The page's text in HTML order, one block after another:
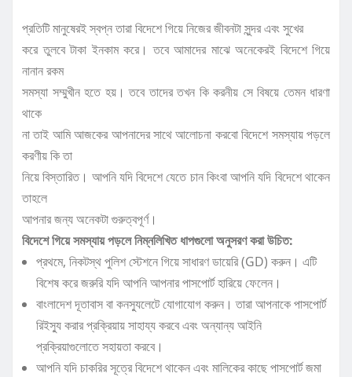
প্রতিটি মানুষেরই স্বপ্ন তারা বিদেশে গিয়ে নিজের জীবনটা সুন্দর এবং সুখের
করে তুলবে টাকা ইনকাম করে। তবে আমাদের মাঝে অনেকেরই বিদেশে গিয়ে
নানান রকম
সমস্যা সম্মুখীন হতে হয়। তবে তাদের তখন কি করনীয় সে বিষয়ে তেমন ধারণা
থাকে
না তাই আমি আজকের আপনাদের সাথে আলোচনা করবো বিদেশে সমস্যায় পড়লে
করণীয় কি তা
নিয়ে বিস্তারিত। আপনি যদি বিদেশে যেতে চান কিংবা আপনি যদি বিদেশে থাকেন
তাহলে
আপনার জন্য অনেকটা গুরুত্বপূর্ণ।
বিদেশে গিয়ে সমস্যায় পড়লে নিম্নলিখিত ধাপগুলো অনুসরণ করা উচিত:
প্রথমে, নিকটস্থ পুলিশ স্টেশনে গিয়ে সাধারণ ডায়েরি (GD) করুন। এটি
বিশেষ করে জরুরি যদি আপনি আপনার পাসপোর্ট হারিয়ে ফেলেন।
বাংলাদেশ দূতাবাস বা কনস্যুলেটে যোগাযোগ করুন। তারা আপনাকে পাসপোর্ট
রিইস্যু করার প্রক্রিয়ায় সাহায্য করবে এবং অন্যান্য আইনি
প্রক্রিয়াগুলোতে সহায়তা করবে।
আপনি যদি চাকরির সূত্রে বিদেশে থাকেন এবং মালিকের কাছে পাসপোর্ট জমা